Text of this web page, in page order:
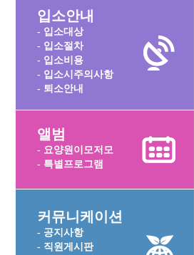
입소안내
- 입소대상
- 입소절차
- 입소비용
- 입소시주의사항
- 퇴소안내
앨범
- 요양원이모저모
- 특별프로그램
커뮤니케이션
- 공지사항
- 직원게시판